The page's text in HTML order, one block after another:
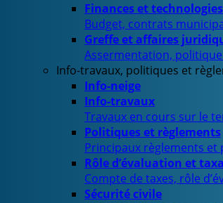
Finances et
Budget, contrats
Greffe et affaires
Assermentation,
Info-travaux, politiques et
Info-neige
Info-travaux
Travaux en cours sur le
Politiques et règlements
Principaux règlements
Rôle d’évaluation et
Compte de taxes, rôle
Sécurité civile